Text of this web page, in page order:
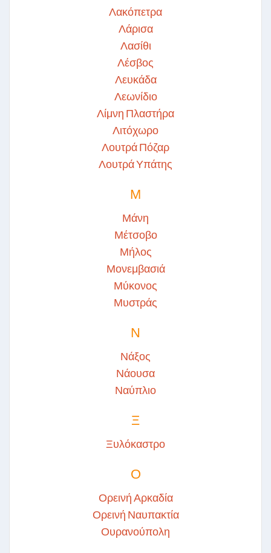
Λακόπετρα
Λάρισα
Λασίθι
Λέσβος
Λευκάδα
Λεωνίδιο
Λίμνη Πλαστήρα
Λιτόχωρο
Λουτρά Πόζαρ
Λουτρά Υπάτης
Μ
Μάνη
Μέτσοβο
Μήλος
Μονεμβασιά
Μύκονος
Μυστράς
Ν
Νάξος
Νάουσα
Ναύπλιο
Ξ
Ξυλόκαστρο
Ο
Ορεινή Αρκαδία
Ορεινή Ναυπακτία
Ουρανούπολη